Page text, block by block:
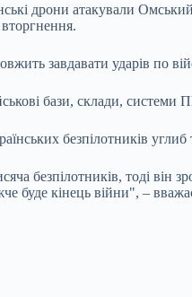
дрони атакували
завдавати ударів по
бази, склади, системи
безпілотників
безпілотників, тоді він
буде кінець війни", –